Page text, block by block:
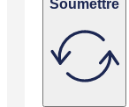
Soumettre